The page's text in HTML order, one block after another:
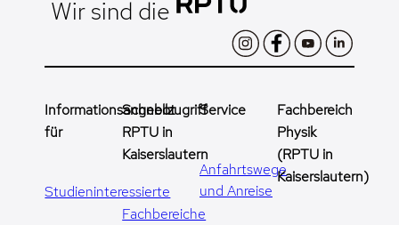
Wir sind die
Informationsangebot
für
Studieninteressierte
Schnellzugriff
RPTU in
Kaiserslautern
Fachbereiche
Service
Anfahrtswege
und Anreise
Fachbereich
Physik
(RPTU in
Kaiserslautern)